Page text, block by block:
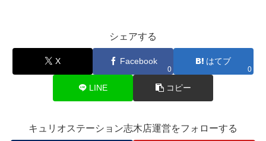
シェアする
X Facebook
0
はてブ
0
LINE コピー
キュリオステーション志木店運営をフォローする